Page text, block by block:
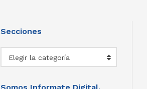
Secciones
Elegir la categoría